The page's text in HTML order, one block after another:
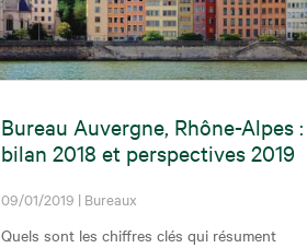
Bureau Auvergne, Rhône-Alpes :
bilan 2018 et perspectives 2019
09/01/2019 | Bureaux
Quels sont les chiffres clés qui résument